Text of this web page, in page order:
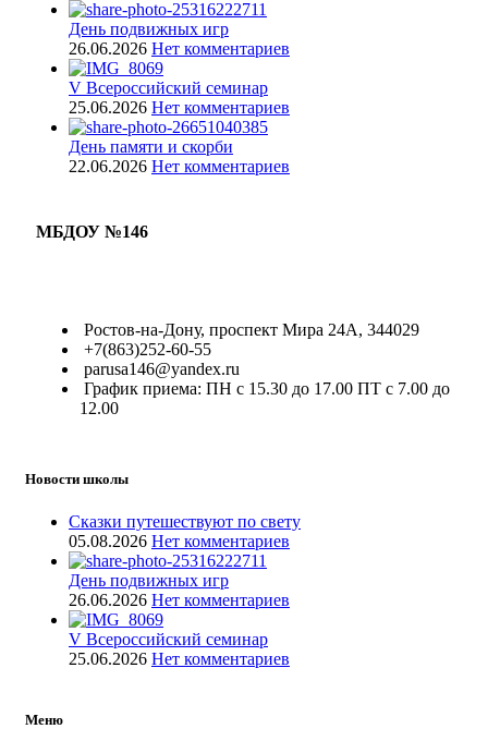
День подвижных игр
26.06.2026 Нет комментариев
V Всероссийский семинар
25.06.2026 Нет комментариев
День памяти и скорби
22.06.2026 Нет комментариев
МБДОУ №146
Ростов-на-Дону, проспект Мира 24А, 344029
+7(863)252-60-55
parusa146@yandex.ru
График приема: ПН с 15.30 до 17.00 ПТ с 7.00 до
12.00
Новости школы
Сказки путешествуют по свету
05.08.2026 Нет комментариев
День подвижных игр
26.06.2026 Нет комментариев
V Всероссийский семинар
25.06.2026 Нет комментариев
Меню